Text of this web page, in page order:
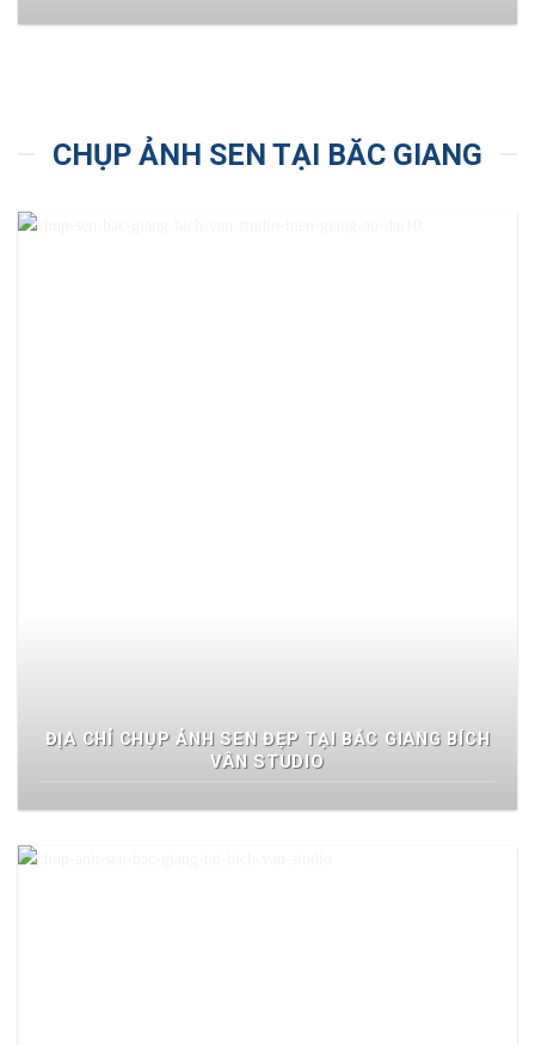
CHỤP ẢNH SEN TẠI BĂC GIANG
ĐỊA CHỈ CHỤP ẢNH SEN ĐẸP TẠI BẮC GIANG BÍCH
VÂN STUDIO